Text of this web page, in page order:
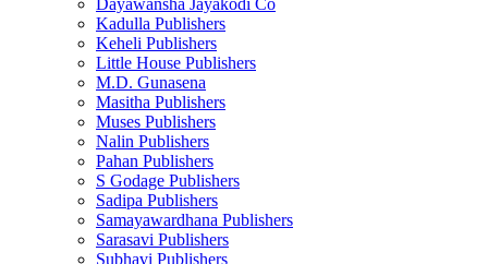
Dayawansha Jayakodi Co
Kadulla Publishers
Keheli Publishers
Little House Publishers
M.D. Gunasena
Masitha Publishers
Muses Publishers
Nalin Publishers
Pahan Publishers
S Godage Publishers
Sadipa Publishers
Samayawardhana Publishers
Sarasavi Publishers
Subhavi Publishers